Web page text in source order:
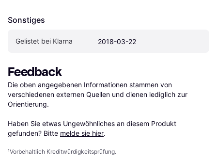
Sonstiges
Gelistet bei Klarna 2018-03-22
Feedback
Die oben angegebenen Informationen stammen von
verschiedenen externen Quellen und dienen lediglich zur
Orientierung.
Haben Sie etwas Ungewöhnliches an diesem Produkt
gefunden? Bitte melde sie hier.
¹Vorbehaltlich Kreditwürdigkeitsprüfung.